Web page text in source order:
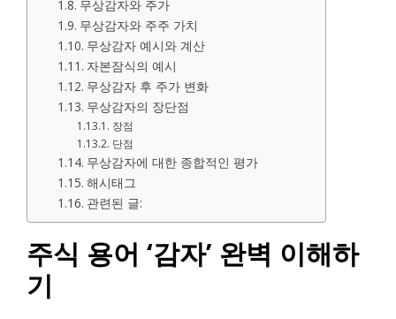
무상감자와 주가
무상감자와 주주 가치
무상감자 예시와 계산
자본잠식의 예시
무상감자 후 주가 변화
무상감자의 장단점
장점
단점
무상감자에 대한 종합적인 평가
해시태그
관련된 글:
주식 용어 ‘감자’ 완벽 이해하
기